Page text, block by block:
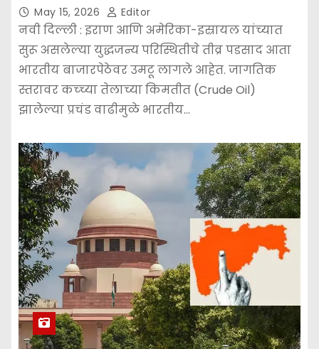
May 15, 2026 Editor
नवी दिल्ली : इराण आणि अमेरिका-इस्रायल यांच्यात
सुरू असलेल्या युद्धजन्य परिस्थितीचे तीव्र पडसाद आता
भारतीय बाजारपेठेवर उमटू लागले आहेत. जागतिक
स्तरावर कच्च्या तेलाच्या किमतीत (Crude Oil)
झालेल्या प्रचंड वाढीमुळे भारतीय…